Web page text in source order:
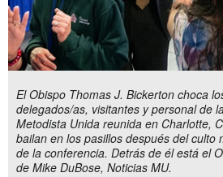
El Obispo Thomas J. Bickerton choca
delegados/as, visitantes y personal de
Metodista Unida reunida en Charlotte,
bailan en los pasillos después del culto
de la conferencia. Detrás de él está el
de Mike DuBose, Noticias MU.